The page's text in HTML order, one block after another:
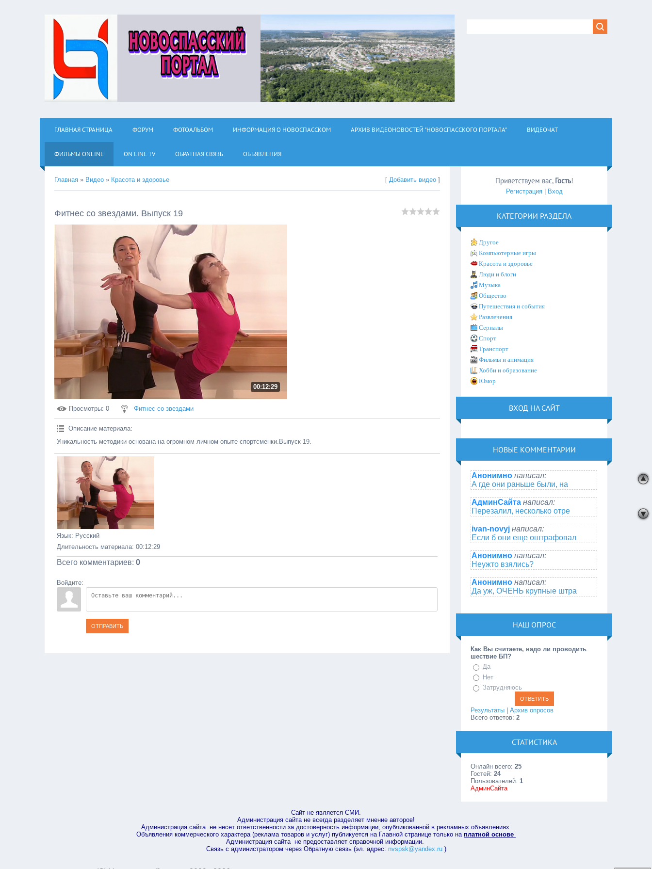
ГЛАВНАЯ СТРАНИЦА ФОРУМ ФОТОАЛЬБОМ ИНФОРМАЦИЯ О НОВОСПАССКОМ АРХИВ ВИДЕОНОВОСТЕЙ "НОВОСПАССКОГО ПОРТАЛА" ВИДЕОЧАТ
ФИЛЬМЫ ОNLINE ON LINE TV ОБРАТНАЯ СВЯЗЬ ОБЪЯВЛЕНИЯ
Главная » Видео » Красота и здоровье [Добавить видео ]
Фитнес со звездами. Выпуск 19
00:12:29
Просмотры: 0 Фитнес со звездами
Описание материала:
Уникальность методики основана на огромном личном опыте спортсменки.Выпуск 19.
Язык: Русский
Длительность материала: 00:12:29
Всего комментариев: 0
Войдите:
ОТПРАВИТЬ
Приветствуем вас, Гость!
Регистрация| Вход
КАТЕГОРИИ РАЗДЕЛА
Другое
Компьютерные игры
Красота и здоровье
Люди и блоги
Музыка
Общество
Путешествия и события
Развлечения
Сериалы
Спорт
Транспорт
Фильмы и анимация
Хобби и образование
Юмор
ВХОД НА САЙТ
НОВЫЕ КОММЕНТАРИИ
Анонимно написал:
А где они раньше были, на
АдминСайта написал:
Перезалил, несколько отре
ivan-novyj написал:
Если б они еще оштрафовал
Анонимно написал:
Неужто взялись?
Анонимно написал:
Да уж, ОЧЕНЬ крупные штра
НАШ ОПРОС
Как Вы считаете, надо ли проводить
шествие БП?
Да
Нет
Затрудняюсь
Результаты |Архив опросов
Всего ответов:2
СТАТИСТИКА
Онлайн всего:25
Гостей:24
Пользователей: 1
АдминСайта
Сайт не является СМИ.
Администрация сайта не всегда разделяет мнение авторов!
Администрация сайта не несет ответственности за достоверность информации, опубликованной в рекламных объявлениях.
Объявления коммерческого характера (реклама товаров и услуг) публикуется на Главной странице только на платной основе
Администрация сайта не предоставляет справочной информации.
Связь с администратором через Обратную связь (эл. адрес: nvspsk@yandex.ru)